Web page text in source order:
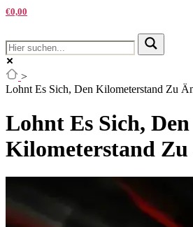
€0,00
>
Lohnt Es Sich, Den Kilometerstand Zu
Lohnt Es Sich, Den
Kilometerstand